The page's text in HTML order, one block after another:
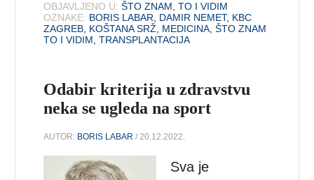
OBJAVLJENO U: ŠTO ZNAM, TO I VIDIM
OZNAKE: BORIS LABAR DAMIR NEMET, KBC
ZAGREB KOŠTANA SRŽ MEDICINA ,ŠTO ZNAM
TO I VIDIM ,TRANSPLANTACIJA
Odabir kriterija u zdravstvu
neka se ugleda na sport
AUTOR: BORIS LABAR / 20.12.2022.
Sva je